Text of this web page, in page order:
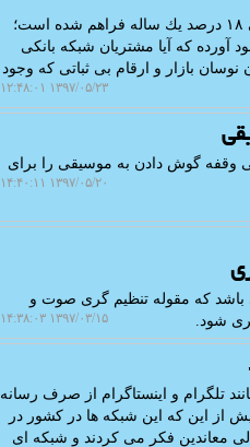
اچ پی: اغلب بانك ها به مشتریان خود اعلام نموده اند كه امكان خرید اوراق گواهی ۱۸ درصد یك ساله فراهم شده است؛
سوال را بوجود آورده كه آیا مشتریان شبكه بانكی
نوسان بازار و ارقام بی ثباتی كه وجود
۱۳۹۷/۰۵/۲۳ ۱۲:۴۸:۰۱
وقفه گوش دادن به موسیقی را برای
۱۳۹۷/۰۵/۲۰ ۱۴:۴۰:۱۱
باشد كه مقوله تنظیم گری صوت و
شود.
۱۳۹۷/۰۳/۱۵ ۱۴:۳۸:۰۳
تلگرام و اینستاگرام از صرف رسانه
از این كه این شبكه ها در كشور در
معاندین فكر می كردند و شبكه ای